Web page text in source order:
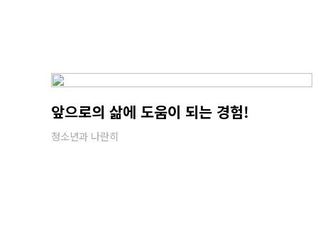
앞으로의 삶에 도움이 되는 경험!
청소년과 나란히